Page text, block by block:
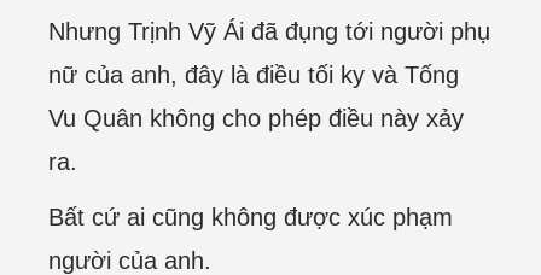
Nhưng Trịnh Vỹ Ái đã đụng tới người phụ
nữ của anh, đây là điều tối ky và Tống
Vu Quân không cho phép điều này xảy
ra.
Bất cứ ai cũng không được xúc phạm
người của anh.